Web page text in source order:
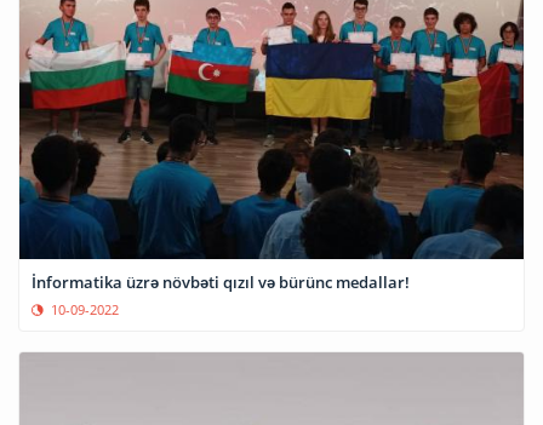
İnformatika üzrə növbəti qızıl və bürünc medallar!
10-09-2022